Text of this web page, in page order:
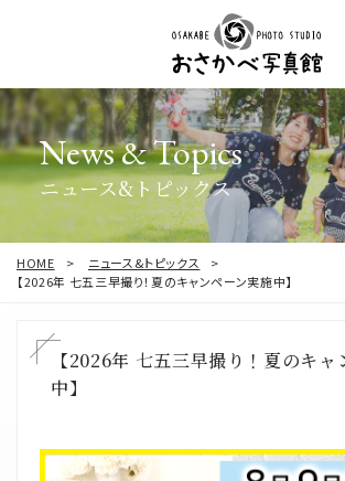
News & Topics
ニュース&トピックス
HOME
ニュース&トピックス
【2026年 七五三早撮り！夏のキャンペーン実施中】
【2026年 七五三早撮り！夏のキ
中】